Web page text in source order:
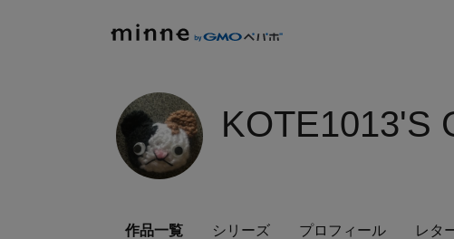
KOTE1013'S
作品一覧 シリーズ プロフィール レタ